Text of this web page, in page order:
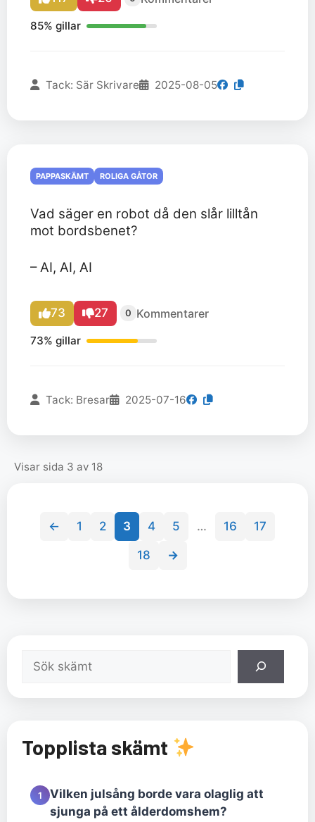
85% gillar
Tack: Sär Skrivare 2025-08-05
PAPPASKÄMT ROLIGA GÅTOR
Vad säger en robot då den slår lilltån
mot bordsbenet?
– AI, AI, AI
73 27 0 Kommentarer
73% gillar
Tack: Bresar 2025-07-16
Visar sida 3 av 18
← 1 2 3 4 5 … 16 17
18 →
Topplista skämt
1
Vilken julsång borde vara olaglig att
sjunga på ett ålderdomshem?